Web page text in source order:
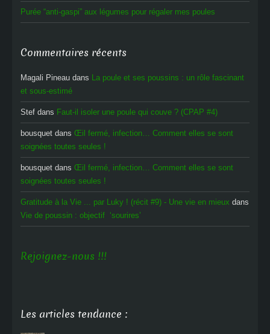
Purée “anti-gaspi” aux légumes pour régaler mes poules
Commentaires récents
Magali Pineau dans La poule et ses poussins : un rôle fascinant
et sous-estimé
Stef dans Faut-il isoler une poule qui couve ? (CPAP #4)
bousquet dans Œil fermé, infection… Comment elles se sont
soignées toutes seules !
bousquet dans Œil fermé, infection… Comment elles se sont
soignées toutes seules !
Gratitude à la Vie ... par Luky ! (récit #9) - Une vie en mieux dans
Vie de poussin : objectif ‘sourires’
Rejoignez-nous !!!
Les articles tendance :